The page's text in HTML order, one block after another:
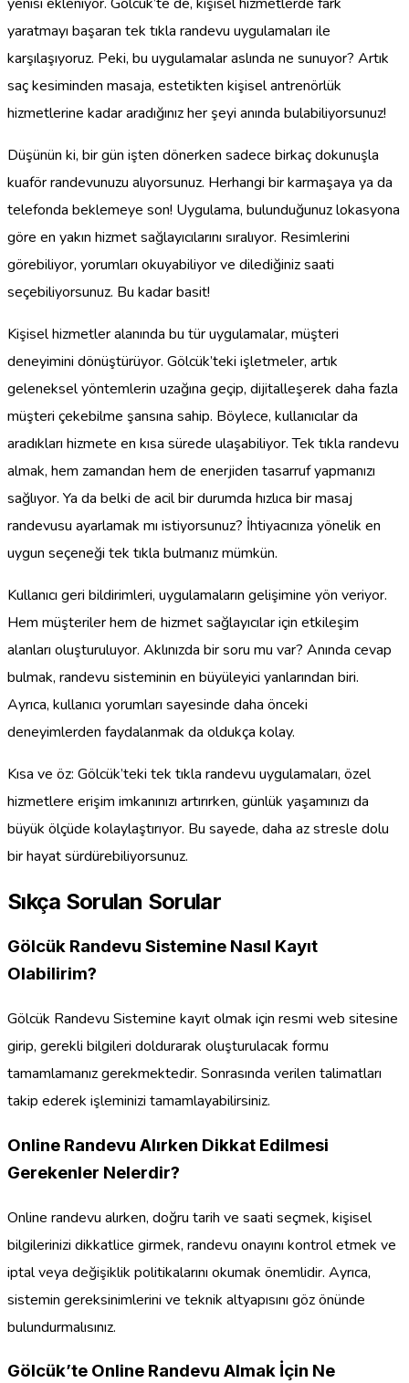
yaratmayı başaran tek tıkla randevu uygulamaları ile
karşılaşıyoruz. Peki, bu uygulamalar aslında ne sunuyor? Artık
saç kesiminden masaja, estetikten kişisel antrenörlük
hizmetlerine kadar aradığınız her şeyi anında bulabiliyorsunuz!
Düşünün ki, bir gün işten dönerken sadece birkaç dokunuşla
kuaför randevunuzu alıyorsunuz. Herhangi bir karmaşaya ya da
telefonda beklemeye son! Uygulama, bulunduğunuz lokasyona
göre en yakın hizmet sağlayıcılarını sıralıyor. Resimlerini
görebiliyor, yorumları okuyabiliyor ve dilediğiniz saati
seçebiliyorsunuz. Bu kadar basit!
Kişisel hizmetler alanında bu tür uygulamalar, müşteri
deneyimini dönüştürüyor. Gölcük’teki işletmeler, artık
geleneksel yöntemlerin uzağına geçip, dijitalleşerek daha fazla
müşteri çekebilme şansına sahip. Böylece, kullanıcılar da
aradıkları hizmete en kısa sürede ulaşabiliyor. Tek tıkla randevu
almak, hem zamandan hem de enerjiden tasarruf yapmanızı
sağlıyor. Ya da belki de acil bir durumda hızlıca bir masaj
randevusu ayarlamak mı istiyorsunuz? İhtiyacınıza yönelik en
uygun seçeneği tek tıkla bulmanız mümkün.
Kullanıcı geri bildirimleri, uygulamaların gelişimine yön veriyor.
Hem müşteriler hem de hizmet sağlayıcılar için etkileşim
alanları oluşturuluyor. Aklınızda bir soru mu var? Anında cevap
bulmak, randevu sisteminin en büyüleyici yanlarından biri.
Ayrıca, kullanıcı yorumları sayesinde daha önceki
deneyimlerden faydalanmak da oldukça kolay.
Kısa ve öz: Gölcük’teki tek tıkla randevu uygulamaları, özel
hizmetlere erişim imkanınızı artırırken, günlük yaşamınızı da
büyük ölçüde kolaylaştırıyor. Bu sayede, daha az stresle dolu
bir hayat sürdürebiliyorsunuz.
Sıkça Sorulan Sorular
Gölcük Randevu Sistemine Nasıl Kayıt
Olabilirim?
Gölcük Randevu Sistemine kayıt olmak için resmi web sitesine
girip, gerekli bilgileri doldurarak oluşturulacak formu
tamamlamanız gerekmektedir. Sonrasında verilen talimatları
takip ederek işleminizi tamamlayabilirsiniz.
Online Randevu Alırken Dikkat Edilmesi
Gerekenler Nelerdir?
Online randevu alırken, doğru tarih ve saati seçmek, kişisel
bilgilerinizi dikkatlice girmek, randevu onayını kontrol etmek ve
iptal veya değişiklik politikalarını okumak önemlidir. Ayrıca,
sistemin gereksinimlerini ve teknik altyapısını göz önünde
bulundurmalısınız.
Gölcük’te Online Randevu Almak İçin Ne